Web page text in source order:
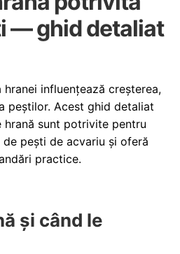
i o
l
e
p
i
u
l
c
o
— ghid detaliat
hranei influențează creșterea,
peștilor. Acest ghid detaliat
sunt potrivite pentru
pești de acvariu și oferă
practice.
și când le